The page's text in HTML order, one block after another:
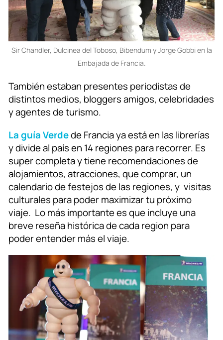
Sir Chandler, Dulcinea del Toboso, Bibendum y Jorge Gobbi en la
Embajada de Francia.
También estaban presentes periodistas de
distintos medios, bloggers amigos, celebridades
y agentes de turismo.
La guía Verdede Francia ya está en las librerías
y divide al país en 14 regiones para recorrer. Es
super completa y tiene recomendaciones de
alojamientos, atracciones, que comprar, un
calendario de festejos de las regiones, y visitas
culturales para poder maximizar tu próximo
viaje. Lo más importante es que incluye una
breve reseña histórica de cada region para
poder entender más el viaje.